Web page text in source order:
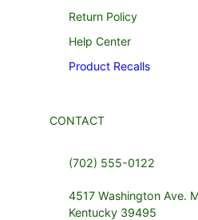
Return Policy
Help Center
Product Recalls
CONTACT
(702) 555-0122
4517 Washington Ave.
Kentucky 39495